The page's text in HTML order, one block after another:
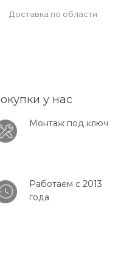
Доставка по области
у нас
Монтаж под ключ
Работаем с 2013
года